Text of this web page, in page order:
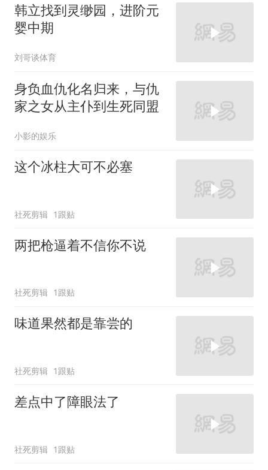
韩立找到灵缈园，进阶元
婴中期
刘哥谈体育
身负血仇化名归来，与仇
家之女从主仆到生死同盟
小影的娱乐
这个冰柱大可不必塞
社死剪辑 1跟贴
两把枪逼着不信你不说
社死剪辑 1跟贴
味道果然都是靠尝的
社死剪辑 1跟贴
差点中了障眼法了
社死剪辑 1跟贴